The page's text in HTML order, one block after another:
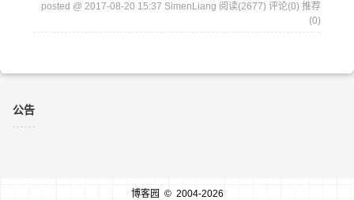
posted @ 2017-08-20 15:37 SimenLiang 阅读(2677) 评论(0) 推荐
(0)
公告
博客园 © 2004-2026